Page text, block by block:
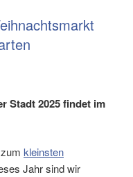
Stadt 2025 findet im
kleinsten
Jahr sind wir